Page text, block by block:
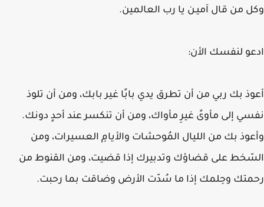
وكل من قال آميـن يا رب العالمين.
ادعو لنفسك الأن:
أعوذ بك ربي من أن تطرق يدي بابًا غير بابك، ومن أن تلوذ
نفسي إلى مأوىً غيرِ مأواك، ومن أن تنكسر عند أحدٍ دونك.
وأعوذ بك من الليال المُوحشات والأيامِ العسيرات، ومن
السّخط على قضاؤك وتدبيرك إذا قضيت، ومن القنوط من
رحمتك وحِلمك إذا ما سُدّت الأرض وضاقت بما رحبت.